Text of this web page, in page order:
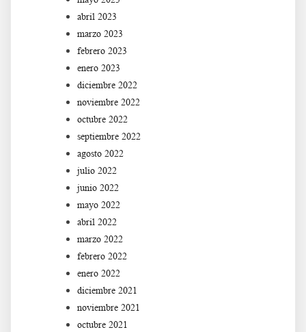
abril 2023
marzo 2023
febrero 2023
enero 2023
diciembre 2022
noviembre 2022
octubre 2022
septiembre 2022
agosto 2022
julio 2022
junio 2022
mayo 2022
abril 2022
marzo 2022
febrero 2022
enero 2022
diciembre 2021
noviembre 2021
octubre 2021